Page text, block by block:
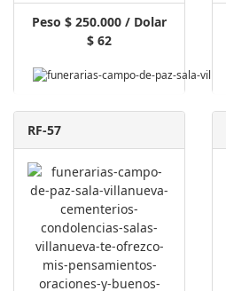
Peso $ 250.000 / Dolar
$ 62
RF-57